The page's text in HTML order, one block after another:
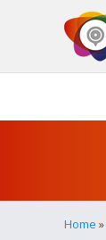
Home »